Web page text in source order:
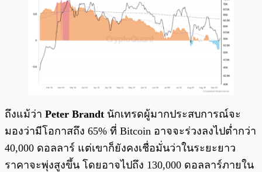
ถึงแม้ว่า Peter Brandt นักเทรดผู้มากประสบการณ์จะ
มองว่ามีโอกาสถึง 65% ที่ Bitcoin อาจจะร่วงลงไปต่ำกว่า
40,000 ดอลลาร์ แต่เขาก็ยังคงเชื่อมั่นว่าในระยะยาว
ราคาจะพุ่งสูงขึ้น โดยอาจไปถึง 130,000 ดอลลาร์ภายใน